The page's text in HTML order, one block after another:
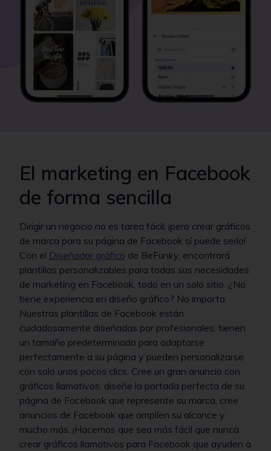
El marketing en Facebook
de forma sencilla
Dirigir un negocio no es tarea fácil, ¡pero crear gráficos
de marca para su página de Facebook sí puede serlo!
Con el Diseñador gráfico de BeFunky, encontrará
plantillas personalizables para todas sus necesidades
de marketing en Facebook, todo en un solo sitio. ¿No
tiene experiencia en diseño gráfico? No importa.
Nuestras plantillas de Facebook están
cuidadosamente diseñadas por profesionales, tienen
un tamaño predeterminado para adaptarse
perfectamente a su página y pueden personalizarse
con solo unos pocos clics. Cree un gran anuncio con
gráficos llamativos, diseñe la portada perfecta de su
página de Facebook que represente su marca, cree
anuncios de Facebook que amplíen su alcance y
mucho más. ¡Hacemos que sea más fácil que nunca
crear gráficos llamativos para Facebook que ayuden a